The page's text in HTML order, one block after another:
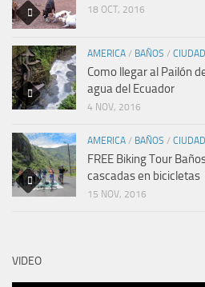
18 OCT, 2016
AMERICA / BAÑOS /
Como llegar al Pailón
agua del Ecuador
4 NOV, 2016
AMERICA / BAÑOS /
FREE Biking Tour
cascadas en bicicletas
15 NOV, 2016
VIDEO